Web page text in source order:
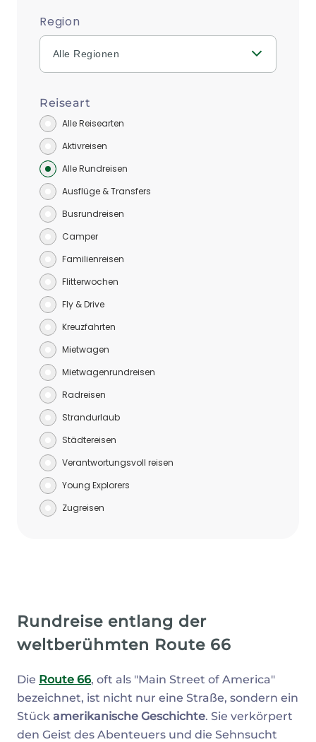
Region
Alle Regionen
Reiseart
Alle Reisearten
Aktivreisen
Alle Rundreisen
Ausflüge & Transfers
Busrundreisen
Camper
Familienreisen
Flitterwochen
Fly & Drive
Kreuzfahrten
Mietwagen
Mietwagenrundreisen
Radreisen
Strandurlaub
Städtereisen
Verantwortungsvoll reisen
Young Explorers
Zugreisen
Rundreise entlang der
weltberühmten Route 66
Die Route 66, oft als "Main Street of America"
bezeichnet, ist nicht nur eine Straße, sondern ein
Stück amerikanische Geschichte. Sie verkörpert
den Geist des Abenteuers und die Sehnsucht